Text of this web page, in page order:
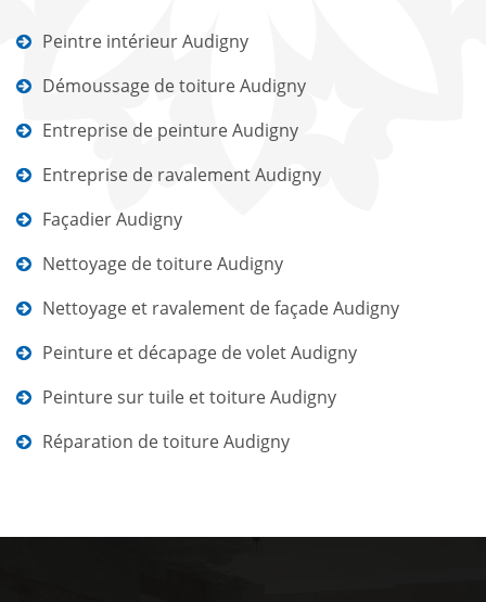
Peintre intérieur Audigny
Démoussage de toiture Audigny
Entreprise de peinture Audigny
Entreprise de ravalement Audigny
Façadier Audigny
Nettoyage de toiture Audigny
Nettoyage et ravalement de façade Audigny
Peinture et décapage de volet Audigny
Peinture sur tuile et toiture Audigny
Réparation de toiture Audigny